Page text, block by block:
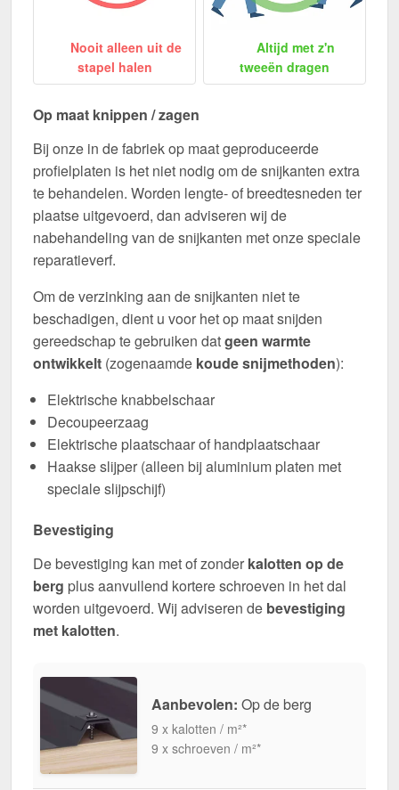
Nooit alleen uit de
stapel halen
Altijd met z'n
tweeën dragen
Op maat knippen / zagen
Bij onze in de fabriek op maat geproduceerde
profielplaten is het niet nodig om de snijkanten extra
te behandelen. Worden lengte- of breedtesneden ter
plaatse uitgevoerd, dan adviseren wij de
nabehandeling van de snijkanten met onze speciale
reparatieverf.
Om de verzinking aan de snijkanten niet te
beschadigen, dient u voor het op maat snijden
gereedschap te gebruiken datgeen warmte
ontwikkelt (zogenaamde koude snijmethoden):
Elektrische knabbelschaar
Decoupeerzaag
Elektrische plaatschaar of handplaatschaar
Haakse slijper (alleen bij aluminium platen met
speciale slijpschijf)
Bevestiging
De bevestiging kan met of zonder kalotten op de
berg plus aanvullend kortere schroeven in het dal
worden uitgevoerd. Wij adviseren de bevestiging
met kalotten.
Aanbevolen: Op de berg
9 x kalotten / m²*
9 x schroeven / m²*